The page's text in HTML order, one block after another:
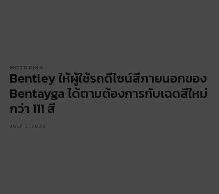
MOTORING
Bentley ให้ผู้ใช้รถดีไซน์สีภายนอกของ
Bentayga ได้ตามต้องการกับเฉดสีใหม่
กว่า 111 สี
JULY 2, 2025